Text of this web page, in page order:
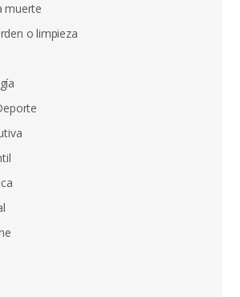
muerte
o limpieza